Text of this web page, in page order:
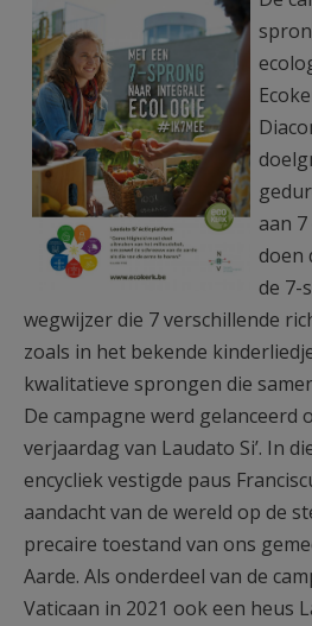
AANMELDEN OF
aan
doen
de 7-
wegwijzer die 7 verschillende
zoals in het bekende
kwalitatieve sprongen die
De campagne werd gelanceerd
verjaardag van Laudato Si’. In
encycliek vestigde paus
aandacht van de wereld op de
precaire toestand van ons
Aarde. Als onderdeel van de
Vaticaan in 2021 ook een heus